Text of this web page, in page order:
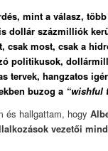
mint a válasz,
dollár százmilliók
csak most, csak a
politikusok,
tervek, hangzatos
buzog a “wishful
és hallgattam, hogy
vezetői